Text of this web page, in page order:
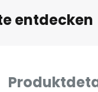
entdecken